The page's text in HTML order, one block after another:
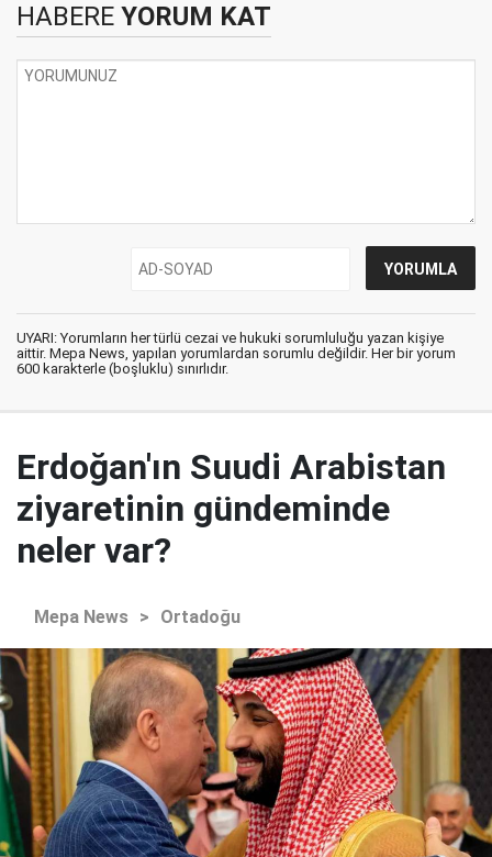
HABERE YORUM KAT
UYARI: Yorumların her türlü cezai ve hukuki sorumluluğu yazan kişiye
aittir. Mepa News, yapılan yorumlardan sorumlu değildir. Her bir yorum
600 karakterle (boşluklu) sınırlıdır.
Erdoğan'ın Suudi Arabistan
ziyaretinin gündeminde
neler var?
Mepa News > Ortadoğu